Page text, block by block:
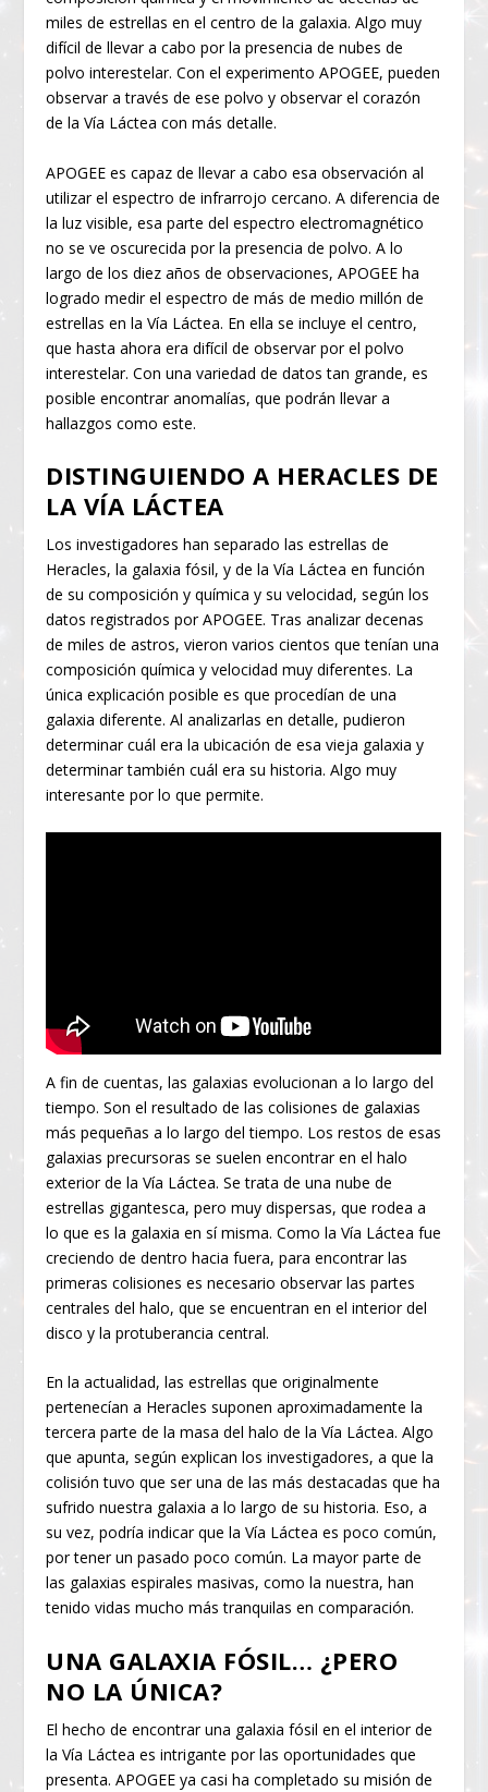
miles de estrellas en el centro de la galaxia. Algo muy
difícil de llevar a cabo por la presencia de nubes de
polvo interestelar. Con el experimento APOGEE, pueden
observar a través de ese polvo y observar el corazón
de la Vía Láctea con más detalle.
APOGEE es capaz de llevar a cabo esa observación al
utilizar el espectro de infrarrojo cercano. A diferencia de
la luz visible, esa parte del espectro electromagnético
no se ve oscurecida por la presencia de polvo. A lo
largo de los diez años de observaciones, APOGEE ha
logrado medir el espectro de más de medio millón de
estrellas en la Vía Láctea. En ella se incluye el centro,
que hasta ahora era difícil de observar por el polvo
interestelar. Con una variedad de datos tan grande, es
posible encontrar anomalías, que podrán llevar a
hallazgos como este.
DISTINGUIENDO A HERACLES DE
LA VÍA LÁCTEA
Los investigadores han separado las estrellas de
Heracles, la galaxia fósil, y de la Vía Láctea en función
de su composición y química y su velocidad, según los
datos registrados por APOGEE. Tras analizar decenas
de miles de astros, vieron varios cientos que tenían una
composición química y velocidad muy diferentes. La
única explicación posible es que procedían de una
galaxia diferente. Al analizarlas en detalle, pudieron
determinar cuál era la ubicación de esa vieja galaxia y
determinar también cuál era su historia. Algo muy
interesante por lo que permite.
A fin de cuentas, las galaxias evolucionan a lo largo del
tiempo. Son el resultado de las colisiones de galaxias
más pequeñas a lo largo del tiempo. Los restos de esas
galaxias precursoras se suelen encontrar en el halo
exterior de la Vía Láctea. Se trata de una nube de
estrellas gigantesca, pero muy dispersas, que rodea a
lo que es la galaxia en sí misma. Como la Vía Láctea fue
creciendo de dentro hacia fuera, para encontrar las
primeras colisiones es necesario observar las partes
centrales del halo, que se encuentran en el interior del
disco y la protuberancia central.
En la actualidad, las estrellas que originalmente
pertenecían a Heracles suponen aproximadamente la
tercera parte de la masa del halo de la Vía Láctea. Algo
que apunta, según explican los investigadores, a que la
colisión tuvo que ser una de las más destacadas que ha
sufrido nuestra galaxia a lo largo de su historia. Eso, a
su vez, podría indicar que la Vía Láctea es poco común,
por tener un pasado poco común. La mayor parte de
las galaxias espirales masivas, como la nuestra, han
tenido vidas mucho más tranquilas en comparación.
UNA GALAXIA FÓSIL… ¿PERO
NO LA ÚNICA?
El hecho de encontrar una galaxia fósil en el interior de
la Vía Láctea es intrigante por las oportunidades que
presenta. APOGEE ya casi ha completado su misión de